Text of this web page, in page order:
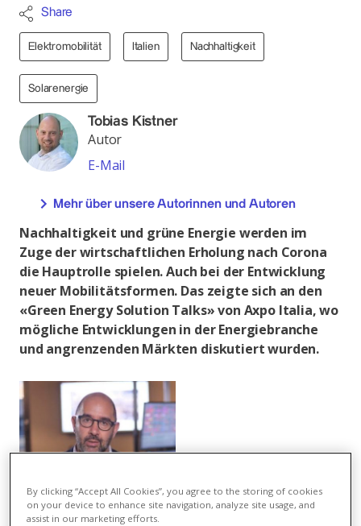
Share
Elektromobilität Italien Nachhaltigkeit
Solarenergie
Tobias Kistner
Autor
E-Mail
Mehr über unsere Autorinnen und Autoren
Nachhaltigkeit und grüne Energie werden im
Zuge der wirtschaftlichen Erholung nach Corona
die Hauptrolle spielen. Auch bei der Entwicklung
neuer Mobilitätsformen. Das zeigte sich an den
«Green Energy Solution Talks» von Axpo Italia, wo
mögliche Entwicklungen in der Energiebranche
und angrenzenden Märkten diskutiert wurden.
By clicking “Accept All Cookies”, you agree to the storing of cookies
on your device to enhance site navigation, analyze site usage, and
assist in our marketing efforts.